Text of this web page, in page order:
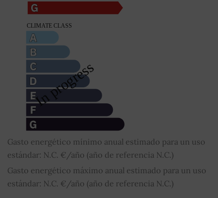
Gasto energético mínimo anual estimado para un uso
estándar: N.C. €/año (año de referencia N.C.)
Gasto energético máximo anual estimado para un uso
estándar: N.C. €/año (año de referencia N.C.)